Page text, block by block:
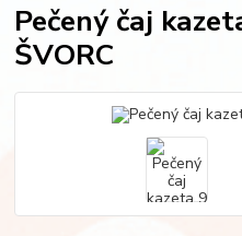
Pečený čaj
ŠVORC